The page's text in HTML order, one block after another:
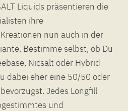
Liquids präsentieren die
ihre
nun auch in der
Bestimme selbst, ob Du
Nicsalt oder Hybrid
dabei eher eine 50/50 oder
Jedes Longfill
und